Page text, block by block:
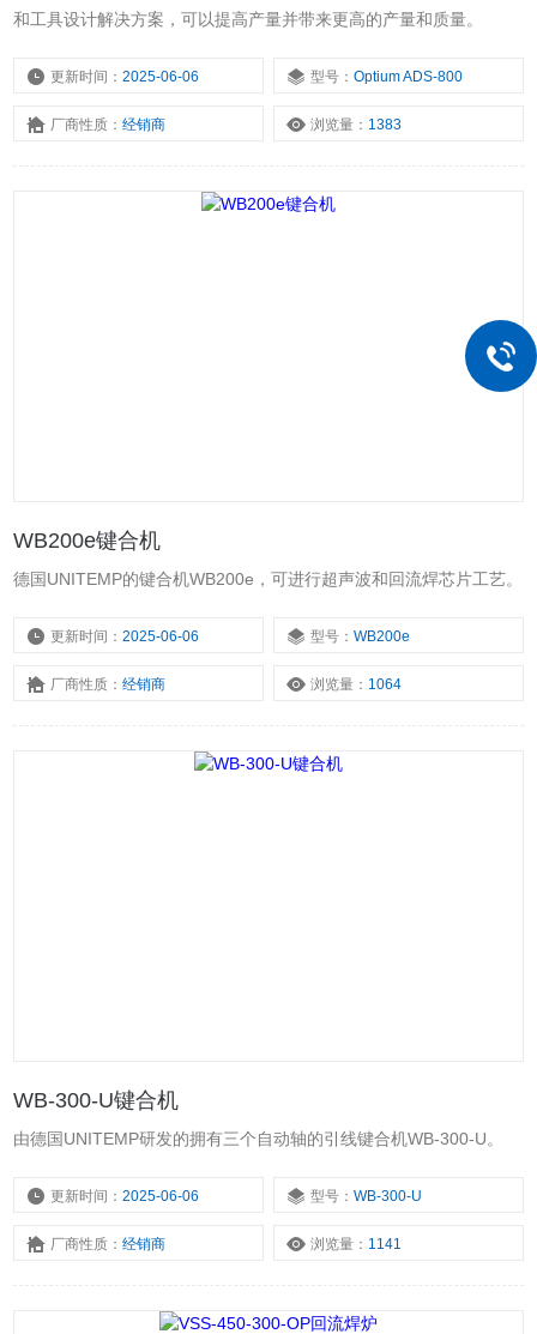
和工具设计解决方案，可以提高产量并带来更高的产量和质量。
更新时间：2025-06-06 型号：Optium ADS-800
厂商性质：经销商 浏览量： 1383
WB200e键合机
德国UNITEMP的键合机WB200e，可进行超声波和回流焊芯片工艺。
更新时间：2025-06-06 型号：WB200e
厂商性质：经销商 浏览量： 1064
WB-300-U键合机
由德国UNITEMP研发的拥有三个自动轴的引线键合机WB-300-U。
更新时间：2025-06-06 型号：WB-300-U
厂商性质：经销商 浏览量： 1141